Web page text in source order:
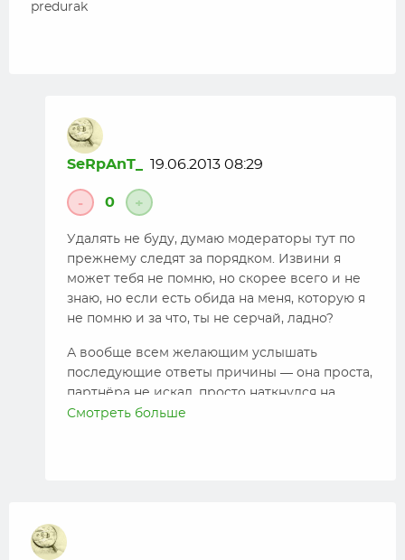
predurak
SeRpAnT_ 19.06.2013 08:29
- 0 +
Удалять не буду, думаю модераторы тут по
прежнему следят за порядком. Извини я
может тебя не помню, но скорее всего и не
знаю, но если есть обида на меня, которую я
не помню и за что, ты не серчай, ладно?
А вообще всем желающим услышать
последующие ответы причины — она проста,
партнёра не искал, просто наткнулся на
рекламу в соц. сети, решил заглянуть, авось
Смотреть больше